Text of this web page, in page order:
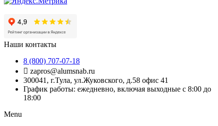
Наши контакты
8 (800) 707-07-18
zapros@alumsnab.ru
300041, г.Тула, ул.Жуковского, д.58 офис 41
График работы: ежедневно, включая выходные с 8:00 до
18:00
Menu